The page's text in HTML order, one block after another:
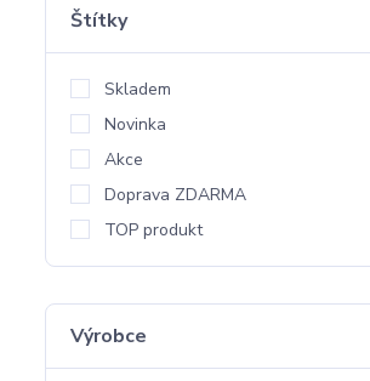
Štítky
Skladem
Novinka
Akce
Doprava ZDARMA
TOP produkt
Výrobce